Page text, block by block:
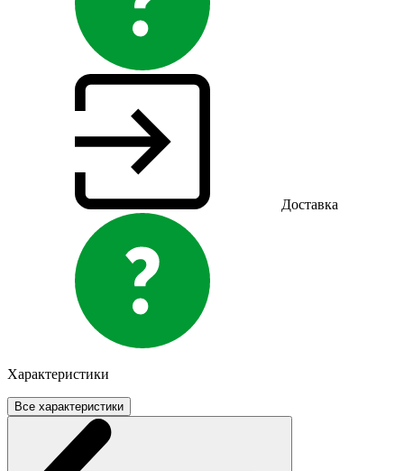
Доставка
Характеристики
Все характеристики